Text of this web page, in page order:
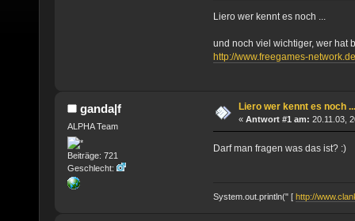
Liero wer kennt es noch ...
und noch viel wichtiger, wer hat
http://www.freegames-
ganda|f
ALPHA Team
Beiträge: 721
Geschlecht:
Liero wer kennt es noch ...
« Antwort #1 am: 20.11.03,
Darf man fragen was das ist? :)
System.out.println(" [ http://